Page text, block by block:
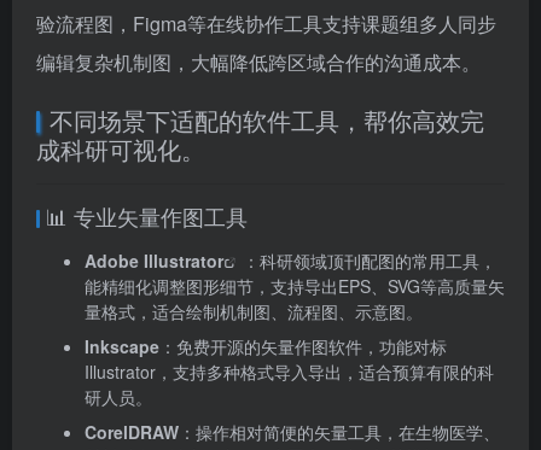
验流程图，Figma等在线协作工具支持课题组多人同步
编辑复杂机制图，大幅降低跨区域合作的沟通成本。
不同场景下适配的软件工具，帮你高效完
成科研可视化。
📊 专业矢量作图工具
Adobe Illustrator
：科研领域顶刊配图的常用工具，
能精细化调整图形细节，支持导出EPS、SVG等高质量矢
量格式，适合绘制机制图、流程图、示意图。
Inkscape ：免费开源的矢量作图软件，功能对标
Illustrator，支持多种格式导入导出，适合预算有限的科
研人员。
CorelDRAW ：操作相对简便的矢量工具，在生物医学、